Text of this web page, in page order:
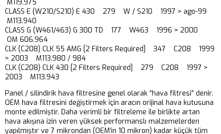
M119.975
CLASS E (W210/S210) E 430 279 W / S210 1997 > ago-99
M113.940
CLASS G (W461/463) G 300 TD 177 W463 1996 > 2000
OM 606.964
CLK (C208) CLK 55 AMG [2 Filters Required] 347 C208 1999
> 2003 M113.980 / 984
CLK (C208) CLK 430 [2 Filters Required] 279 C208 1997 >
2003 M113.943
Panel / silindirik hava filtresine genel olarak “hava filtresi” denir.
OEM hava filtresini değiştirmek için aracın orijinal hava kutusuna
monte edilmiştir. Daha verimli bir filtreleme ile birlikte artan
hava akışına izin veren yüksek performanslı malzemelerden
yapılmıştır ve 7 mikrondan (OEM’in 10 mikron) kadar küçük tüm